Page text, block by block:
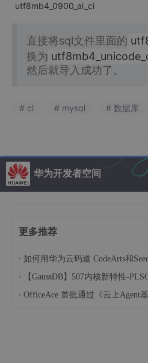
utf8mb4_0900_ai_ci
直接将sql文件里面的
换为
然后就导入成功了。
# ci # mysql # 数据库
华为开发者空间
更多推荐
· 如何用华为云码道 CodeArts和
· 【GaussDB】507内核新特性-
· OfficeAce 首批通过《云上Agent基准度量模型